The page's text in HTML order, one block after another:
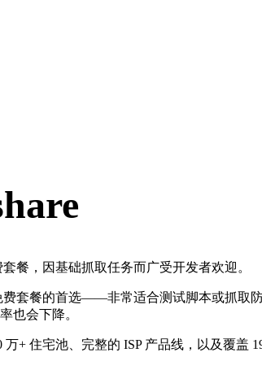
餐，因基础抓取任务而广受开发者欢迎。
费套餐的首选——非常适合测试脚本或抓取
也会下降。
万+ 住宅池、完整的 ISP 产品线，以及覆